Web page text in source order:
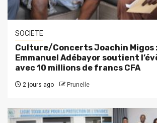
SOCIETE
Culture/Concerts Joachin Migos
Emmanuel Adébayor soutient
avec 10 millions de francs CFA
2 jours ago Prunelle